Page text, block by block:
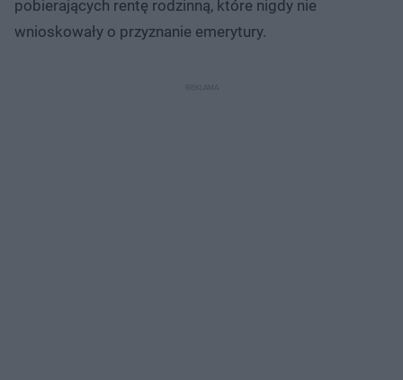
pobierających rentę rodzinną, które nigdy nie
wnioskowały o przyznanie emerytury.